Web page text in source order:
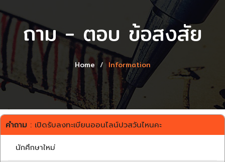
ถาม - ตอบ ข้อสงสัย
Home Information
คำถาม : เปิดรับลงทะเบียนออนไลน์ปวสวันไหนคะ
นักศึกษาใหม่